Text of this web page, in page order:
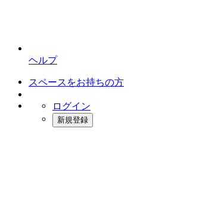
ヘルプ
スペースをお持ちの方
ログイン
新規登録